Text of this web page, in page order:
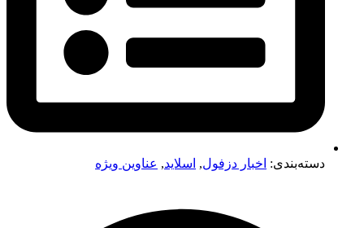
دسته‌بندی: اخبار دزفول, اسلاید ,عناوین ویژه